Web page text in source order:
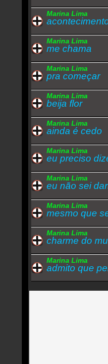
Marina Lima
Marina Lima
me chama
Marina Lima
pra começar
Marina Lima
beija flor
Marina Lima
ainda é cedo
Marina Lima
eu preciso
Marina Lima
eu não sei
Marina Lima
mesmo que
Marina Lima
charme do
Marina Lima
admito que